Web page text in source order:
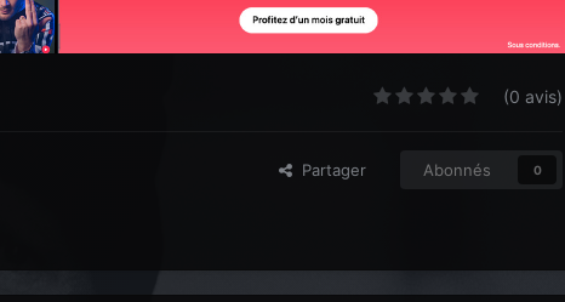
(0 avis)
Partager Abonnés 0